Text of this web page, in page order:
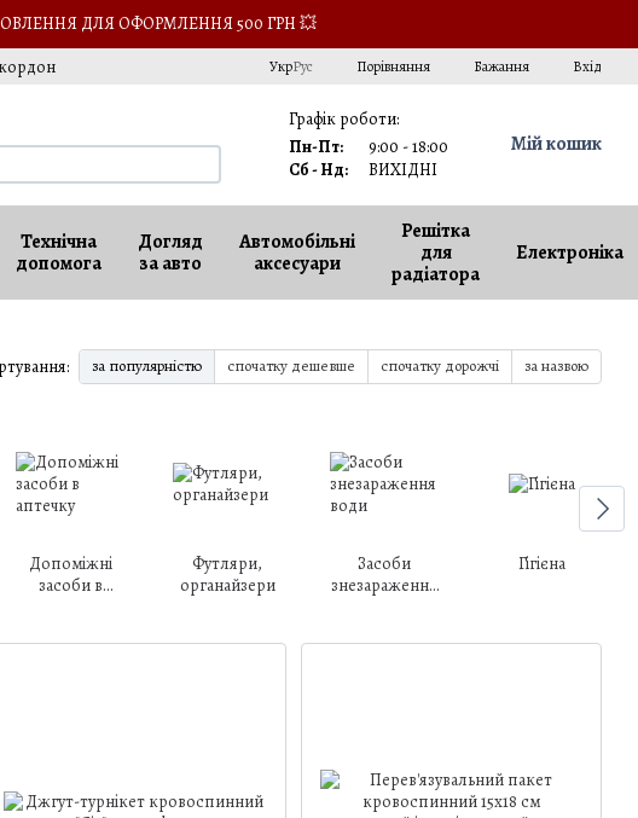
ДЛЯ ОФОРМЛЕННЯ 500 ГРН 💥
УкрРус Порівняння Бажання Вхід
Графік роботи:
Пн-Пт:
9:00 - 18:00
Сб - Нд:
ВИХІДНІ
Мій кошик
Технічна
допомога
Догляд
за авто
Автомобільні
аксесуари
Решітка
для
радіатора
Електроніка
за популярністю спочатку дешевше спочатку дорожчі за назвою
Допоміжні
засоби в
Футляри,
органайзери
Засоби
знезараження
Гігієна